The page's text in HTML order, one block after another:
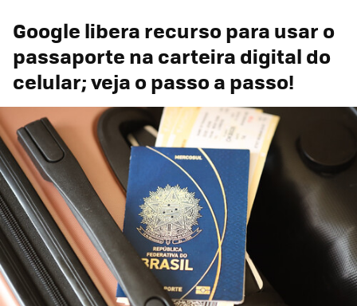
Google libera recurso para usar o
passaporte na carteira digital do
celular; veja o passo a passo!